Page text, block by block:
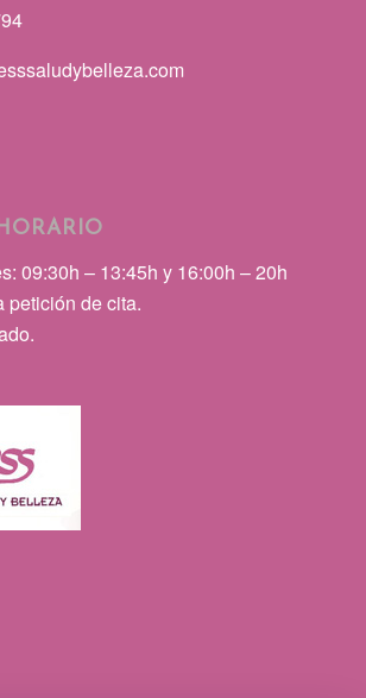
09:30h – 13:45h y 16:00h – 20h
petición de cita.